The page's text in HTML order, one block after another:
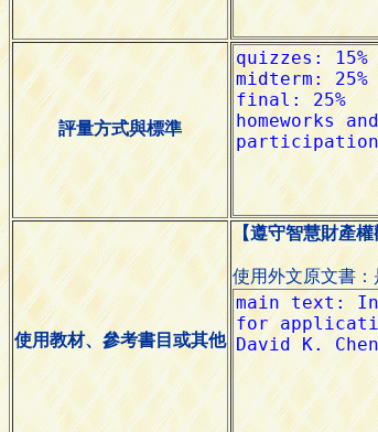
評量方式與標準
使用教材、參考書目或其他
【遵守智慧財產權
使用外文原文書：